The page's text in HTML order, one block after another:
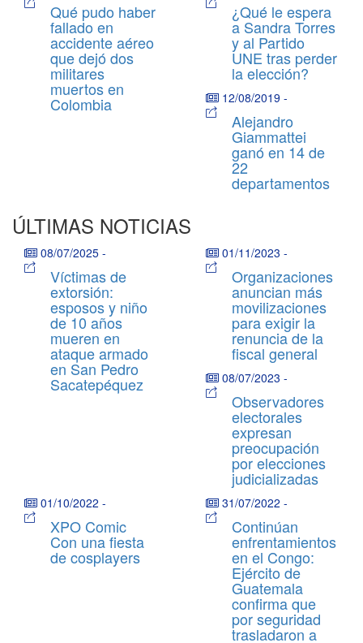
Qué pudo haber
fallado en
accidente aéreo
que dejó dos
militares
muertos en
Colombia
¿Qué le espera
a Sandra Torres
y al Partido
UNE tras perder
la elección?
12/08/2019 -
Alejandro
Giammattei
ganó en 14 de
22
departamentos
ÚLTIMAS NOTICIAS
08/07/2025 -
Víctimas de
extorsión:
esposos y niño
de 10 años
mueren en
ataque armado
en San Pedro
Sacatepéquez
01/11/2023 -
Organizaciones
anuncian más
movilizaciones
para exigir la
renuncia de la
fiscal general
08/07/2023 -
Observadores
electorales
expresan
preocupación
por elecciones
judicializadas
01/10/2022 -
XPO Comic
Con una fiesta
de cosplayers
31/07/2022 -
Continúan
enfrentamientos
en el Congo:
Ejército de
Guatemala
confirma que
por seguridad
trasladaron a